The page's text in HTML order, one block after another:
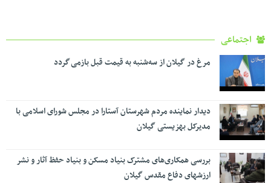
اجتماعی
مرغ در گیلان از سه‌شنبه به قیمت قبل بازمی گردد
دیدار نماینده مردم شهرستان آستارا در مجلس شورای اسلامی با
مدیرکل بهزیستی گیلان
بررسی همکاری‌های مشترک بنیاد مسکن و بنیاد حفظ آثار و نشر
ارزشهای دفاع مقدس گیلان